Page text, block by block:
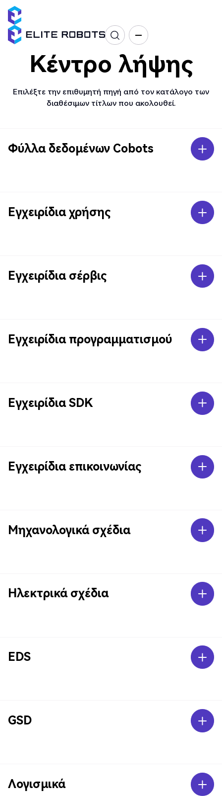
Κέντρο λήψης
Επιλέξτε την επιθυμητή πηγή από τον κατάλογο των
διαθέσιμων τίτλων που ακολουθεί.
Φύλλα δεδομένων Cobots
Εγχειρίδια χρήσης
Εγχειρίδια σέρβις
Εγχειρίδια προγραμματισμού
Εγχειρίδια SDK
Εγχειρίδια επικοινωνίας
Μηχανολογικά σχέδια
Ηλεκτρικά σχέδια
EDS
GSD
Λογισμικά